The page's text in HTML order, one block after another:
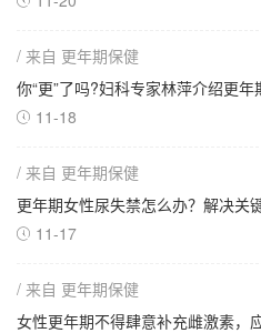
/ 来自 更年期保健
你“更”了吗?妇科专家林萍介绍更
 11-18
/ 来自 更年期保健
更年期女性尿失禁怎么办？解决关
 11-17
/ 来自 更年期保健
女性更年期不得肆意补充雌激素，